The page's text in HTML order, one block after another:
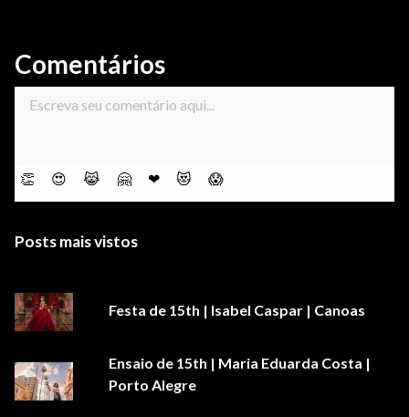
Comentários
👏 😍 😹 🤗 ❤ 😻 😱
Posts mais vistos
Festa de 15th | Isabel Caspar | Canoas
Ensaio de 15th | Maria Eduarda Costa |
Porto Alegre